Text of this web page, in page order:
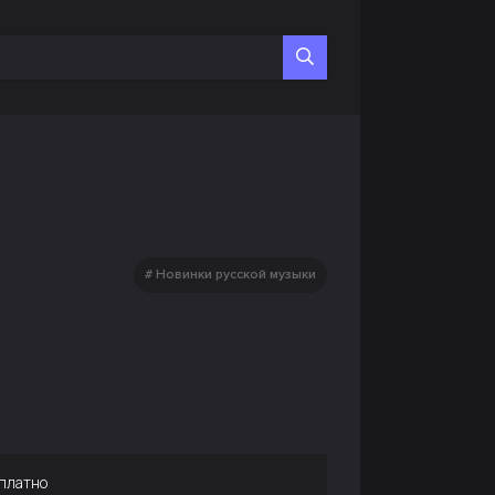
Новинки русской музыки